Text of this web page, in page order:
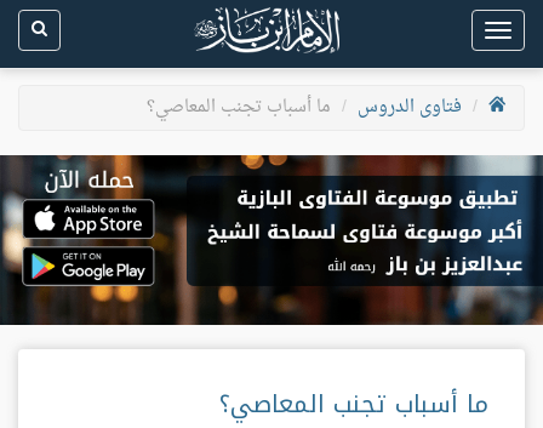
Toggle
navigation
فتاوى الدروس
ما أسباب تجنب المعاصي؟
ما أسباب تجنب المعاصي؟